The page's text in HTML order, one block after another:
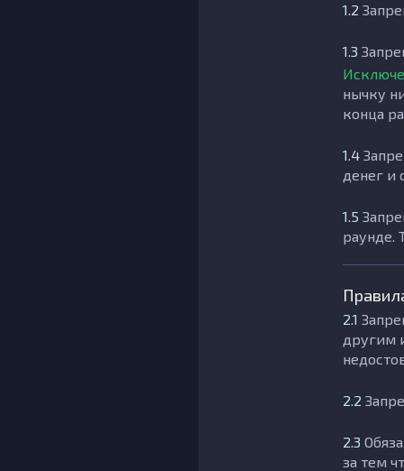
1.2
1.3
нычку
конца
1.4
денег и
1.5
раунде.
2.1
другим
2.2
2.3
за тем